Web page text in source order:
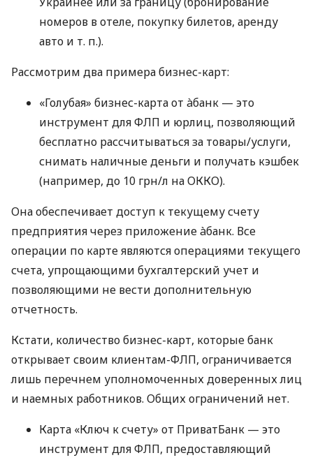
номеров в отеле, покупку билетов, аренду
авто и т. п.).
Рассмотрим два примера бизнес-карт:
«Голубая» бизнес-карта от àбанк — это
инструмент для ФЛП и юрлиц, позволяющий
бесплатно рассчитываться за товары/услуги,
снимать наличные деньги и получать кэшбек
(например, до 10 грн/л на ОККО).
Она обеспечивает доступ к текущему счету
предприятия через приложение àбанк. Все
операции по карте являются операциями текущего
счета, упрощающими бухгалтерский учет и
позволяющими не вести дополнительную
отчетность.
Кстати, количество бизнес-карт, которые банк
открывает своим клиентам-ФЛП, ограничивается
лишь перечнем уполномоченных доверенных лиц
и наемных работников. Общих ограничений нет.
Карта «Ключ к счету» от ПриватБанк — это
инструмент для ФЛП, предоставляющий